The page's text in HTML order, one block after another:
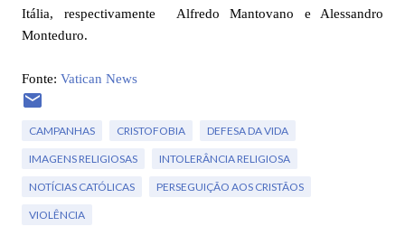
Itália, respectivamente Alfredo Mantovano e Alessandro
Monteduro.
Fonte: Vatican News
CAMPANHAS CRISTOFOBIA DEFESA DA VIDA
IMAGENS RELIGIOSAS INTOLERÂNCIA RELIGIOSA
NOTÍCIAS CATÓLICAS PERSEGUIÇÃO AOS CRISTÃOS
VIOLÊNCIA